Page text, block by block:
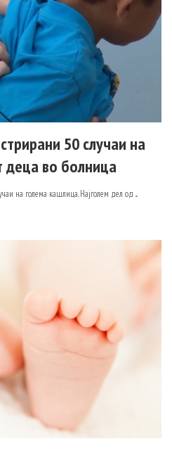
50 случаи на
деца во болница
на голема кашлица. Најголем дел од ...